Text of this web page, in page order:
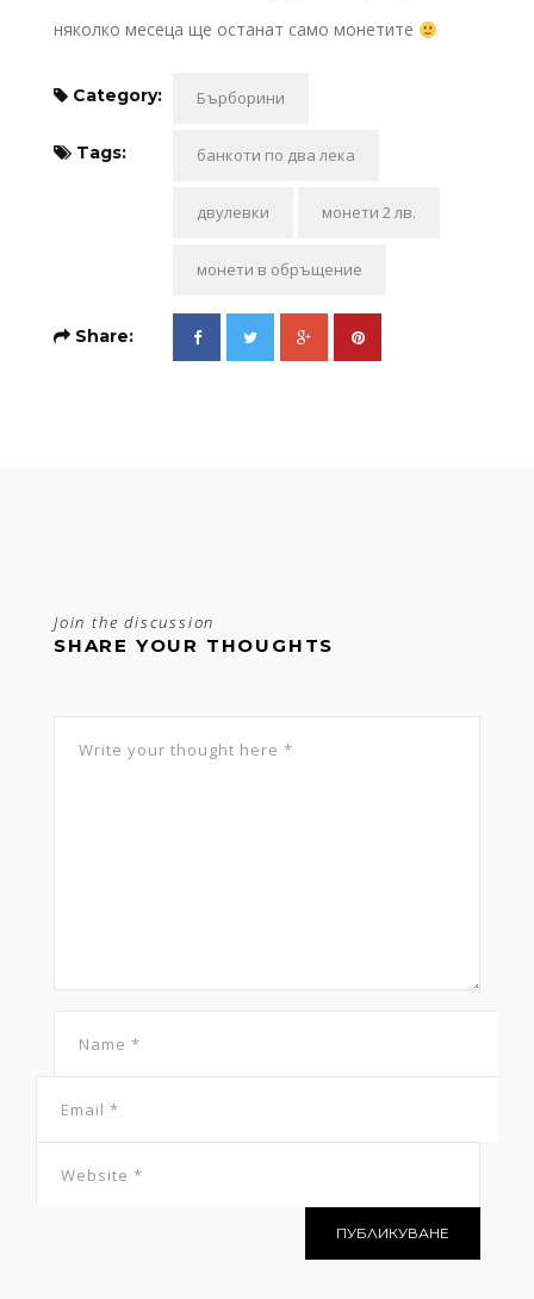
няколко месеца ще останат само монетите
Category: Бърборини
Tags: банкоти по два лека
двулевки монети 2 лв.
монети в обръщение
Share:
Join the discussion
SHARE YOUR THOUGHTS